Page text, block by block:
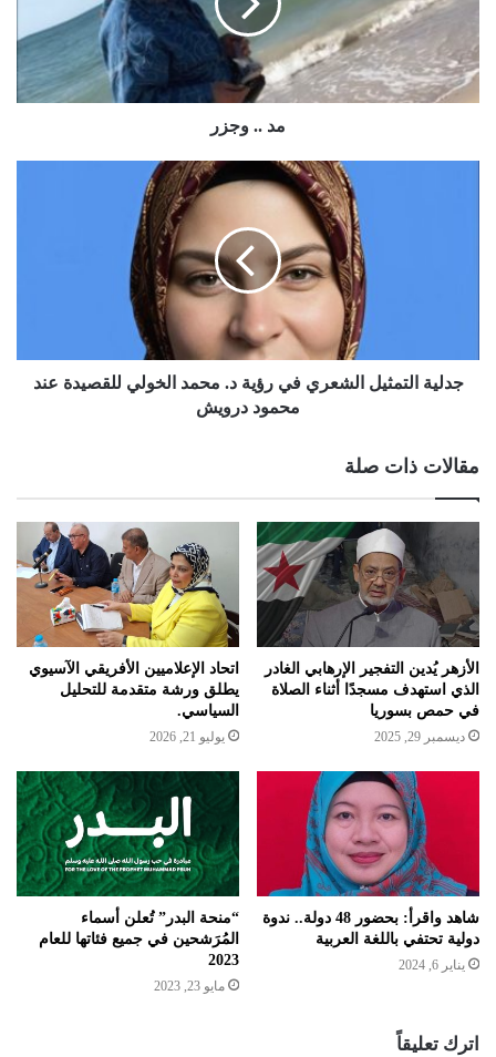
مد .. وجزر
جدلية التمثيل الشعري في رؤية د. محمد الخولي للقصيدة عند
محمود درويش
مقالات ذات صلة
الأزهر يُدين التفجير الإرهابي الغادر
الذي استهدف مسجدًا أثناء الصلاة
في حمص بسوريا
ديسمبر 29, 2025
اتحاد الإعلاميين الأفريقي الآسيوي
يطلق ورشة متقدمة للتحليل
السياسي.
يوليو 21, 2026
شاهد واقرأ: بحضور 48 دولة.. ندوة
دولية تحتفي باللغة العربية
يناير 6, 2024
“منحة البدر” تُعلن أسماء
المُرَشحين في جميع فئاتها للعام
2023
مايو 23, 2023
اترك تعليقاً